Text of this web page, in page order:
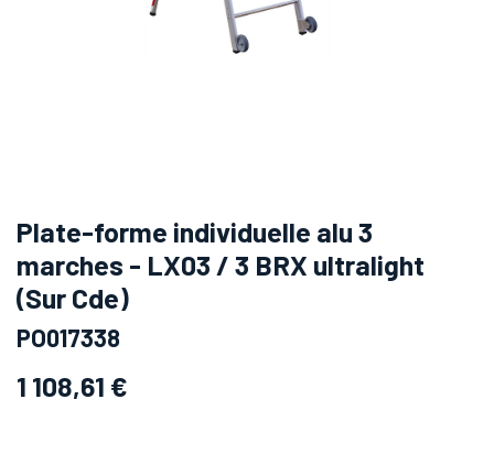
Plate-forme individuelle alu 3
marches - LX03 / 3 BRX ultralight
(Sur Cde)
PO017338
1 108,61 €